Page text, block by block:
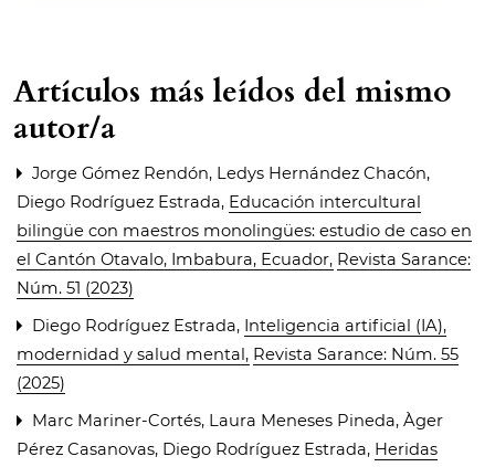
Artículos más leídos del mismo
autor/a
Jorge Gómez Rendón, Ledys Hernández Chacón,
Diego Rodríguez Estrada, Educación intercultural
bilingüe con maestros monolingües: estudio de caso en
el Cantón Otavalo, Imbabura, Ecuador, Revista Sarance:
Núm. 51 (2023)
Diego Rodríguez Estrada, Inteligencia artificial (IA),
modernidad y salud mental, Revista Sarance: Núm. 55
(2025)
Marc Mariner-Cortés, Laura Meneses Pineda, Àger
Pérez Casanovas, Diego Rodríguez Estrada, Heridas